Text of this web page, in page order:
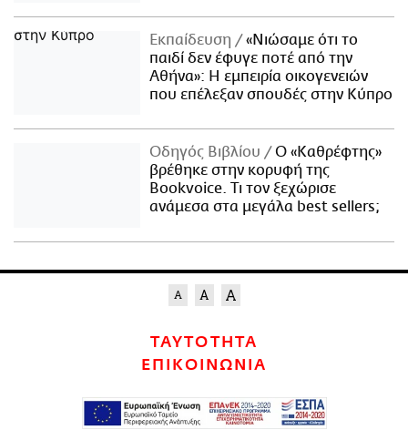
Εκπαίδευση
«Νιώσαμε ότι το
παιδί δεν έφυγε ποτέ από την
Αθήνα»: Η εμπειρία οικογενειών
που επέλεξαν σπουδές στην Κύπρο
Οδηγός Βιβλίου
Ο «Καθρέφτης»
βρέθηκε στην κορυφή της
Bookvoice. Τι τον ξεχώρισε
ανάμεσα στα μεγάλα best sellers;
ΤΑΥΤΟΤΗΤΑ
ΕΠΙΚΟΙΝΩΝΙΑ